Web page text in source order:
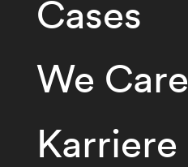
Cases
We Care
Karriere